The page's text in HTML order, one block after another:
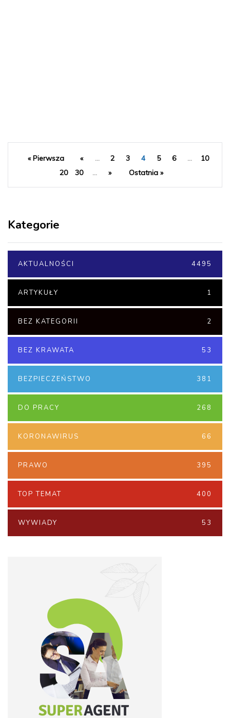
« Pierwsza « ... 2 3 4 5 6 ...
10
20
30 ... » Ostatnia »
Kategorie
AKTUALNOŚCI 4495
ARTYKUŁY 1
BEZ KATEGORII 2
BEZ KRAWATA 53
BEZPIECZEŃSTWO 381
DO PRACY 268
KORONAWIRUS 66
PRAWO 395
TOP TEMAT 400
WYWIADY 53